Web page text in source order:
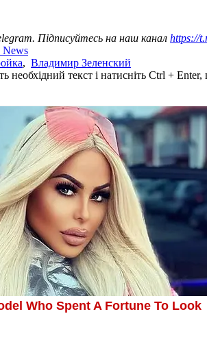
Підписуйтесь на наш канал https://
News
, Владимир Зеленский
необхідний текст і натисніть Ctrl +